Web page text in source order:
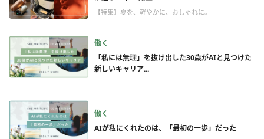
【特集】夏を、軽やかに、おしゃれに。
働く
「私には無理」を抜け出した30歳がAIと見つけた
新しいキャリア...
働く
AIが私にくれたのは、「最初の一歩」だった